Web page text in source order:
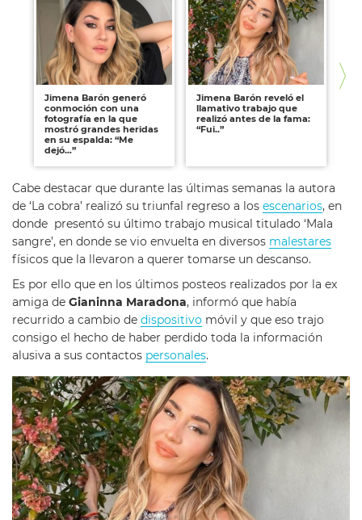
Jimena Barón generó
conmoción con una
fotografía en la que
mostró grandes heridas
en su espalda: “Me
dejó…”
Jimena Barón reveló el
llamativo trabajo que
realizó antes de la fama:
“Fui..”
Cabe destacar que durante las últimas semanas la autora
de ‘La cobra’ realizó su triunfal regreso a los escenarios, en
donde presentó su último trabajo musical titulado ‘Mala
sangre’, en donde se vio envuelta en diversos malestares
físicos que la llevaron a querer tomarse un descanso.
Es por ello que en los últimos posteos realizados por la ex
amiga de Gianinna Maradona, informó que había
recurrido a cambio de dispositivo móvil y que eso trajo
consigo el hecho de haber perdido toda la información
alusiva a sus contactos personales.